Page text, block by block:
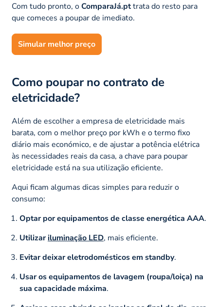
Com tudo pronto, oComparaJá.pttrata do resto para
que comeces a poupar de imediato.
Simular melhor preço
Como poupar no contrato de
eletricidade?
Além de escolher a empresa de eletricidade mais
barata, com o melhor preço por kWh e o termo fixo
diário mais económico, e de ajustar a potência elétrica
às necessidades reais da casa, a chave para poupar
eletricidade está na sua utilização eficiente.
Aqui ficam algumas dicas simples para reduzir o
consumo:
Optar por equipamentos de classe energética AAA.
Utilizariluminação LED, mais eficiente.
Evitar deixar eletrodomésticos em standby.
Usar os equipamentos de lavagem (roupa/loiça) na
sua capacidade máxima.